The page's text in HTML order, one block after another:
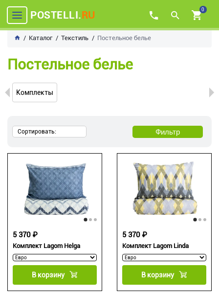
POSTELLI.RU 0
Каталог Текстиль Постельное белье
Постельное белье
Комплекты
Сортировать: Фильтр
Комплект Lagom Helga
5 370 ₽
В корзину
Комплект Lagom Linda
5 370 ₽
В корзину